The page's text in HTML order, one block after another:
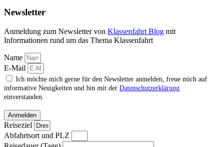
Newsletter
Anmeldung zum Newsletter von Klassenfahrt Blog mit
Informationen rund um das Thema Klassenfahrt
Name
E-Mail
Ich möchte mich gerne für den Newsletter anmelden, freue mich auf
informative Neuigkeiten und bin mit der Datenschutzerklärung
einverstanden.
Anmelden
Reiseziel
Abfahrtsort und PLZ